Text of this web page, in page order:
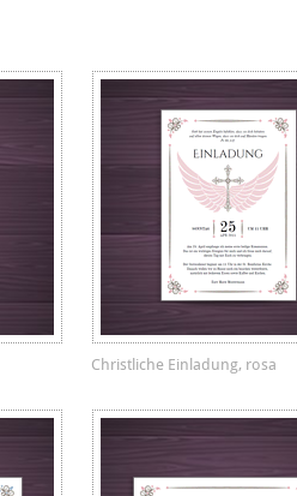
Christliche Einladung, rosa